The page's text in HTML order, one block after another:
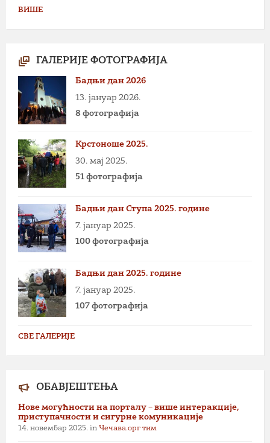
ВИШЕ
ГАЛЕРИЈЕ ФОТОГРАФИЈА
Бадњи дан 2026
13. јануар 2026.
8 фотографија
Крстоноше 2025.
30. мај 2025.
51 фотографија
Бадњи дан Ступа 2025. године
7. јануар 2025.
100 фотографија
Бадњи дан 2025. године
7. јануар 2025.
107 фотографија
СВЕ ГАЛЕРИЈЕ
ОБАВЈЕШТЕЊА
Нове могућности на порталу – више интеракције,
приступачности и сигурне комуникације
14. новембар 2025. in Чечава.орг тим